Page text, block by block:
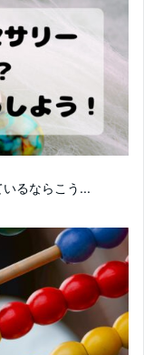
るならこう...